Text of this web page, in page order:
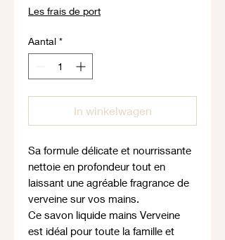
Les frais de port
Aantal *
In winkelwagen
Sa formule délicate et nourrissante
nettoie en profondeur tout en
laissant une agréable fragrance de
verveine sur vos mains.
Ce savon liquide mains Verveine
est idéal pour toute la famille et